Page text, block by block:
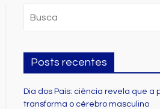
Posts recentes
Dia dos Pais: ciência revela que a
transforma o cérebro masculino